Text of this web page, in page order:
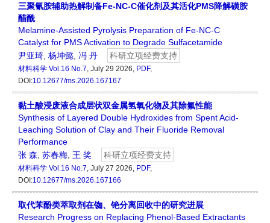
三聚氰胺辅助热解制备Fe-NC-C催化剂及其活化PMS降解磺胺
醋酰
Melamine-Assisted Pyrolysis Preparation of Fe-NC-C
Catalyst for PMS Activation to Degrade Sulfacetamide
尹亚琦 杨坤懿 冯 丹 科研立项经费支持
材料科学 Vol.16 No.7, July 29 2026, PDF,
DOI:10.12677/ms.2026.167167
黏土酸浸废液合成层状双金属氢氧化物及其除氟性能
Synthesis of Layered Double Hydroxides from Spent Acid-
Leaching Solution of Clay and Their Fluoride Removal
Performance
张 森 苏春梅 王 奖 科研立项经费支持
材料科学 Vol.16 No.7, July 27 2026, PDF,
DOI:10.12677/ms.2026.167166
取代苯酚类萃取剂在铷、铯分离回收中的研究进展
Research Progress on Replacing Phenol-Based Extractants